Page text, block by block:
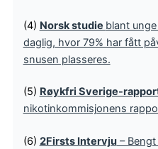
(4) Norsk studie blant
daglig, hvor 79% har fått
snusen plasseres.
(5) Røykfri Sverige-
nikotinkommisjonens
(6) 2Firsts Intervju– Bengt